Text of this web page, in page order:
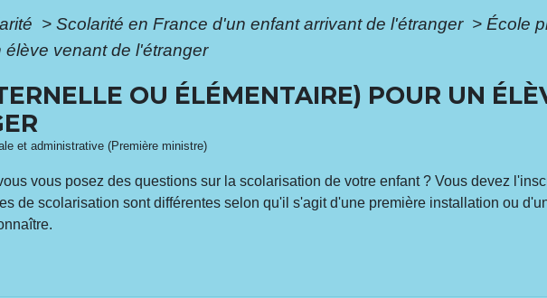
> Scolarité en France d'un enfant arrivant de l'étranger > École
venant de l'étranger
OU ÉLÉMENTAIRE) POUR UN
et administrative (Première ministre)
vous posez des questions sur la scolarisation de votre enfant ? Vous devez
de scolarisation sont différentes selon qu'il s'agit d'une première installation ou